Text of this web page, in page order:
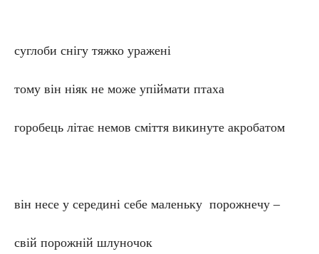
суглоби снігу тяжко уражені
тому він ніяк не може упіймати птаха
горобець літає немов сміття викинуте акробатом
він несе у середині себе маленьку порожнечу –
свій порожній шлуночок